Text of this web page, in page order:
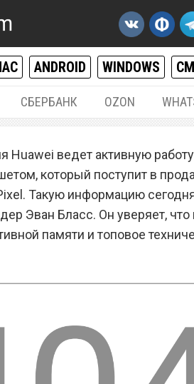
ANDROID WINDOWS
СБЕРБАНК OZON
над 7-
планшетом
ОЗУ
Huawei ведет активную
который поступит в
Такую информацию
Эван Бласс. Он уверяет, что
памяти и топовое